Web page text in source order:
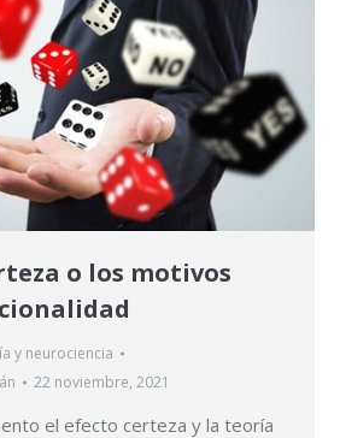
o los motivos
y neurociencia
22 noviembre, 2021
el efecto certeza y la teoría